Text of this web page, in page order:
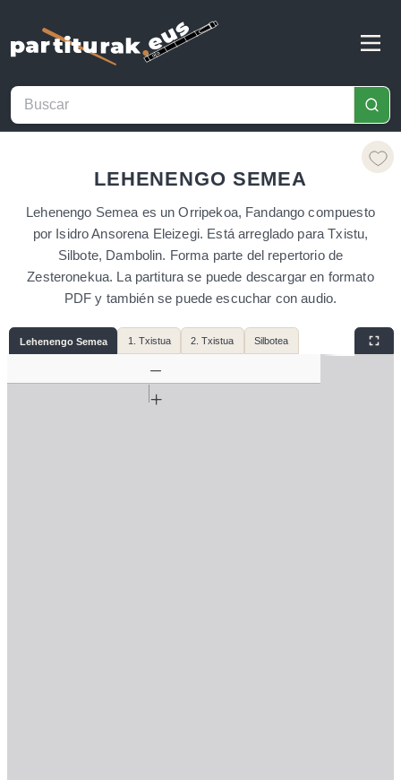
LEHENENGO SEMEA
Lehenengo Semea es un Orripekoa, Fandango compuesto
por Isidro Ansorena Eleizegi. Está arreglado para Txistu,
Silbote, Dambolin. Forma parte del repertorio de
Zesteronekua. La partitura se puede descargar en formato
PDF y también se puede escuchar con audio.
Lehenengo Semea 1. Txistua 2. Txistua Silbotea